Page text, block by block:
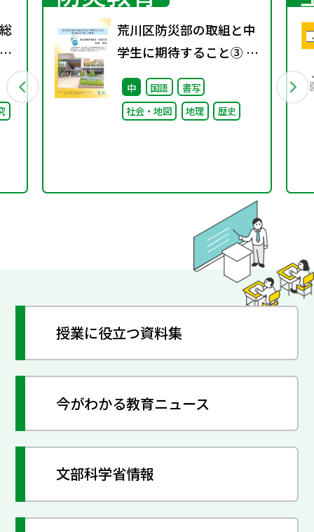
荒川区防災部の取組と中
学生に期待すること③ ～
取り組みと今後への期待
～
中 国語
書写
社会・地図
地理 歴史
授業に役立つ資料集
今がわかる教育ニュース
文部科学省情報